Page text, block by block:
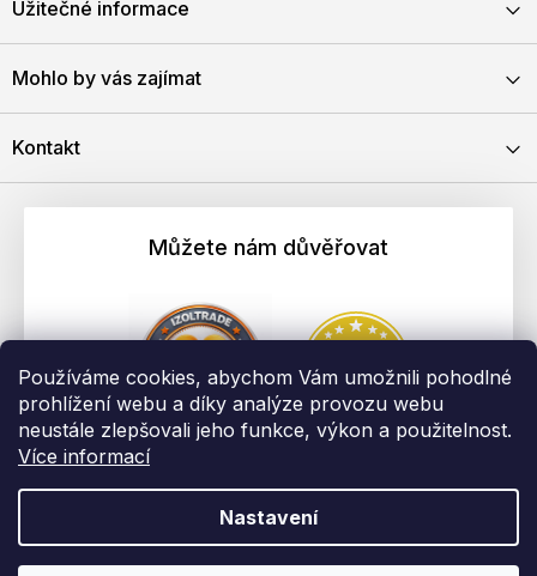
Používáme cookies, abychom Vám umožnili pohodlné
prohlížení webu a díky analýze provozu webu
neustále zlepšovali jeho funkce, výkon a použitelnost.
Více informací
Nastavení
Užitečné informace
Mohlo by vás zajímat
Kontakt
Můžete nám důvěřovat
Vytvořil Shoptet